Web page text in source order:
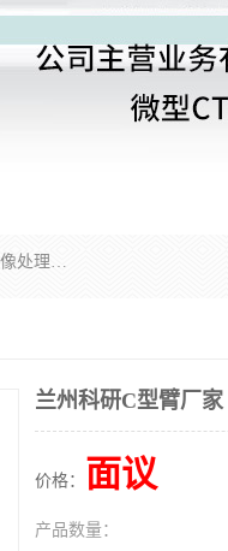
佳信电子是专门从事研发和销售X射线图像处理分析和X射线设备的高端技术公司，先进的图像处理技术帮助用户更加准确的判断图像，为科研和检测提供可靠保证，现有产品包括电力GIS探伤X射线检测系统，电力耐张线夹探伤X射线检测系统，便携式X射线，兽用图像的增强软件工具包，工业和兽用便携式DR，实验室CT，桌面CT等。
兰州科研C型臂厂家
价格： 面议
产品数量：